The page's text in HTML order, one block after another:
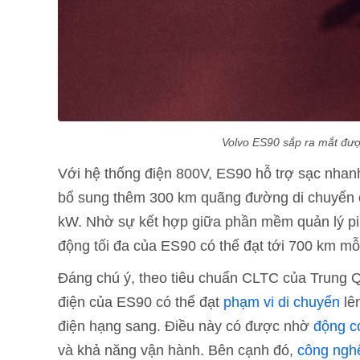
Volvo ES90 sắp ra mắt
Với hệ thống điện 800V, ES90 hỗ trợ sạc
bổ sung thêm 300 km quãng đường di
kW. Nhờ sự kết hợp giữa phần mềm quản lý
động tối đa của ES90 có thể đạt tới 700 km
Đáng chú ý, theo tiêu chuẩn CLTC của Trung
điện của ES90 có thể đạt phạm vi di chuyển
điện hạng sang. Điều này có được nhờ động
và khả năng vận hành. Bên cạnh đó, công